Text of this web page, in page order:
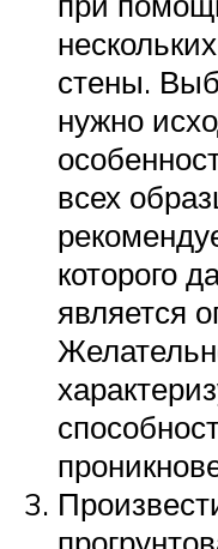
стены.
нужно
всех
которого
является